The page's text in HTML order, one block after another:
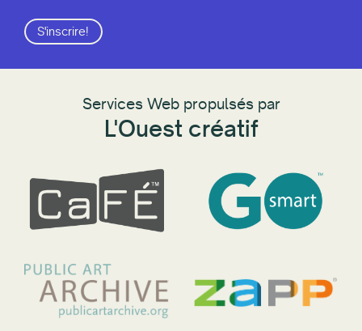
S'inscrire!
Services Web propulsés par
L'Ouest créatif